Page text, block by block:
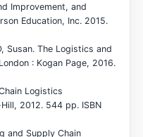
Improvement, and
Education, Inc. 2015.
Susan. The Logistics and
: Kogan Page, 2016.
Logistics
2012. 544 pp. ISBN
and Supply Chain